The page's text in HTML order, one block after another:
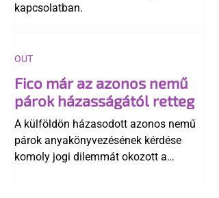
kapcsolatban.
Fico már az azonos nemű
párok házasságától retteg
A külföldön házasodott azonos nemű
párok anyakönyvezésének kérdése
komoly jogi dilemmát okozott a
OUT